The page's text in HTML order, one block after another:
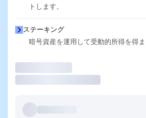
トします。
ステーキング
暗号資産を運用して受動的所得を得ま